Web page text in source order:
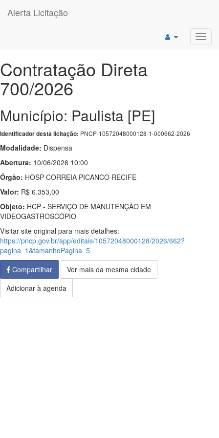
Alerta Licitação
Contratação Direta
700/2026
Município: Paulista [PE]
Identificador desta licitação: PNCP-10572048000128-1-000662-2026
Modalidade: Dispensa
Abertura: 10/06/2026 10:00
Órgão: HOSP CORREIA PICANCO RECIFE
Valor: R$ 6.353,00
Objeto: HCP - SERVIÇO DE MANUTENÇÃO EM
VIDEOGASTROSCÓPIO
Visitar site original para mais detalhes:
https://pncp.gov.br/app/editais/10572048000128/2026/662?
pagina=1&tamanhoPagina=5
Compartilhar
Ver mais da mesma cidade
Adicionar à agenda